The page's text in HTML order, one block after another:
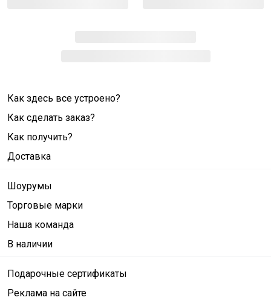
Как здесь все устроено?
Как сделать заказ?
Как получить?
Доставка
Шоурумы
Торговые марки
Наша команда
В наличии
Подарочные сертификаты
Реклама на сайте